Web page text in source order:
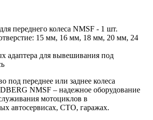
переднего колеса NMSF - 1 шт.
15 мм, 16 мм, 18 мм, 20 мм, 24
адаптера для вывешивания под
под переднее или заднее колеса
NMSF – надежное оборудование
мотоциклов в
автосервисах, СТО, гаражах.